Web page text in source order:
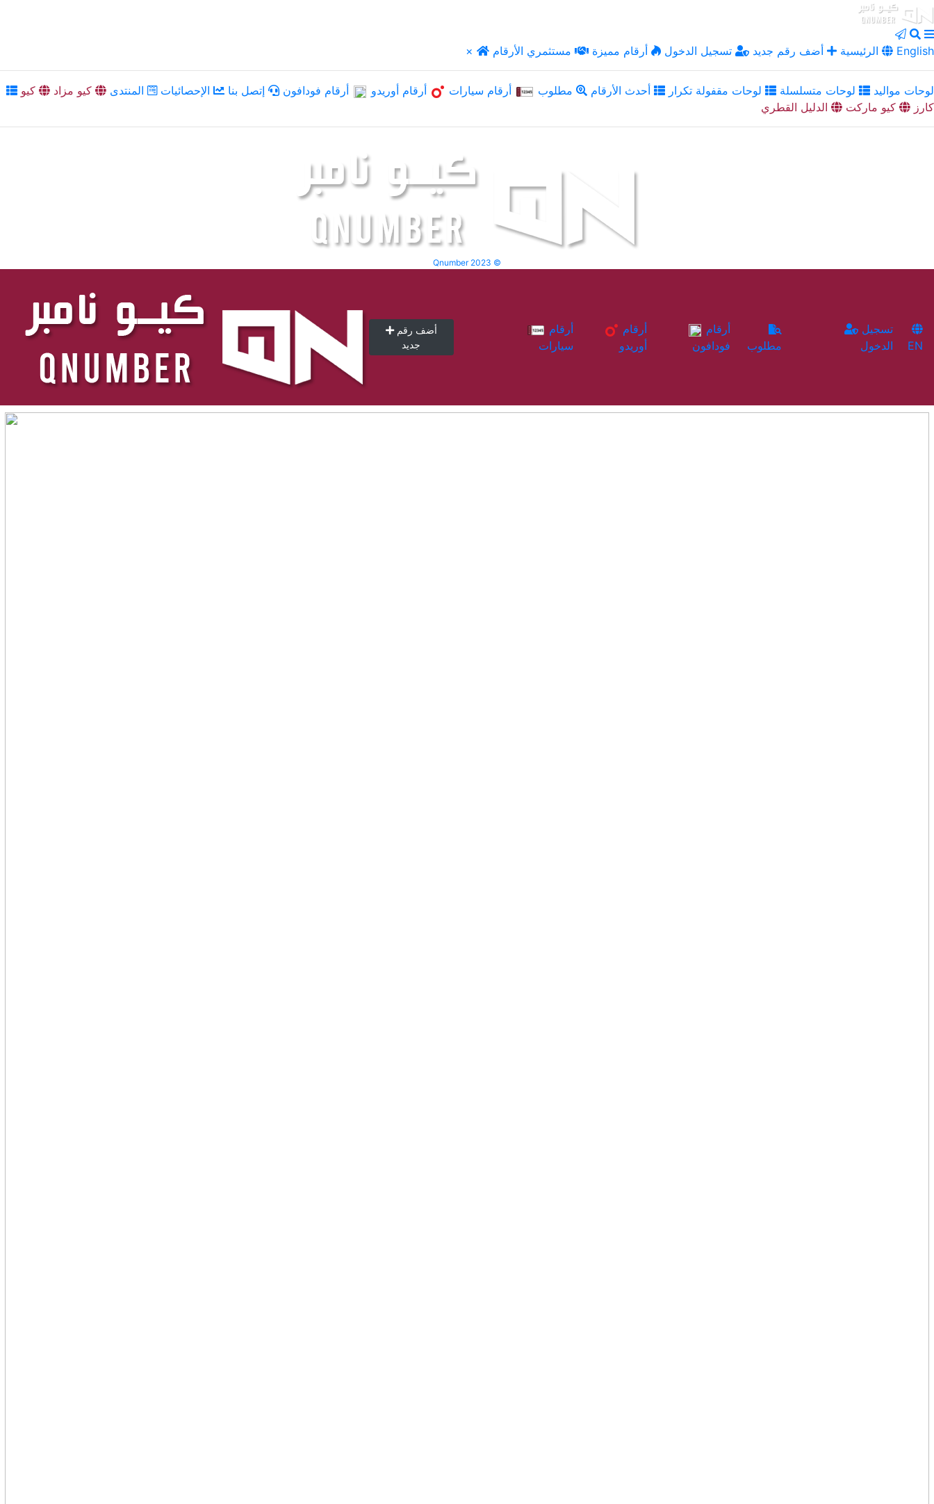
× الرئيسية أضف رقم جديد تسجيل الدخول أرقام مميزة مستثمري الأرقام English
لوحات مواليد لوحات متسلسلة لوحات مقفولة تكرار أحدث الأرقام مطلوب أرقام سيارات أرقام أوريدو أرقام فودافون إتصل بنا الإحصائيات المنتدى كيو مزاد
كيو
كارز
كيو ماركت الدليل القطري
Qnumber 2023 ©
أضف رقم
جديد
سيارات
أوريدو
فودافون
مطلوب
الدخول
EN